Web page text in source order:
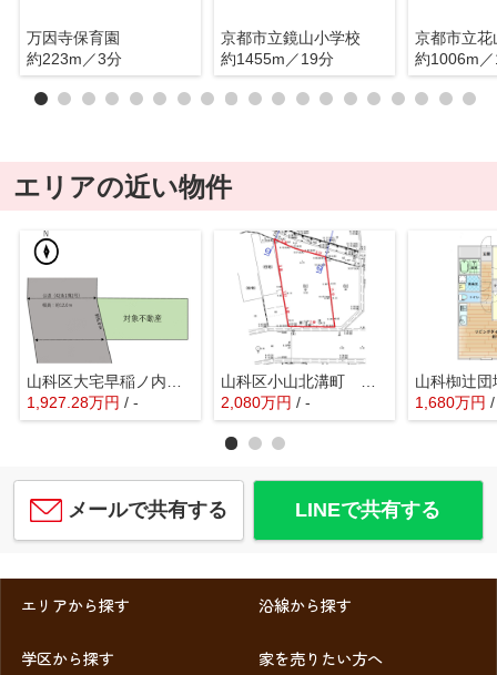
万因寺保育園
約223m／3分
京都市立鏡山小学校
約1455m／19分
京都市立花
約1006m
エリアの近い物件
1,927.28万円 / -
2,080万円 / -
山科椥辻団
1,680万円
メールで共有する LINEで共有する
エリアから探す 沿線から探す
学区から探す 家を売りたい方へ